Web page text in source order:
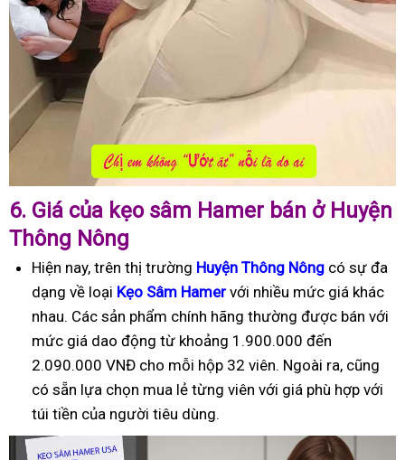
6. Giá của kẹo sâm Hamer bán ở Huyện
Thông Nông
Hiện nay, trên thị trường Huyện Thông Nông có sự đa
dạng về loại Kẹo Sâm Hamer với nhiều mức giá khác
nhau. Các sản phẩm chính hãng thường được bán với
mức giá dao động từ khoảng 1.900.000 đến
2.090.000 VNĐ cho mỗi hộp 32 viên. Ngoài ra, cũng
có sẵn lựa chọn mua lẻ từng viên với giá phù hợp với
túi tiền của người tiêu dùng.